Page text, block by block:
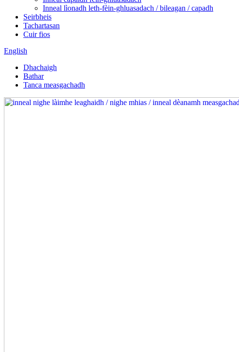
Inneal lìonadh leth-fèin-ghluasadach / bileagan / capadh
Seirbheis
Tachartasan
Cuir fios
English
Dhachaigh
Bathar
Tanca measgachadh